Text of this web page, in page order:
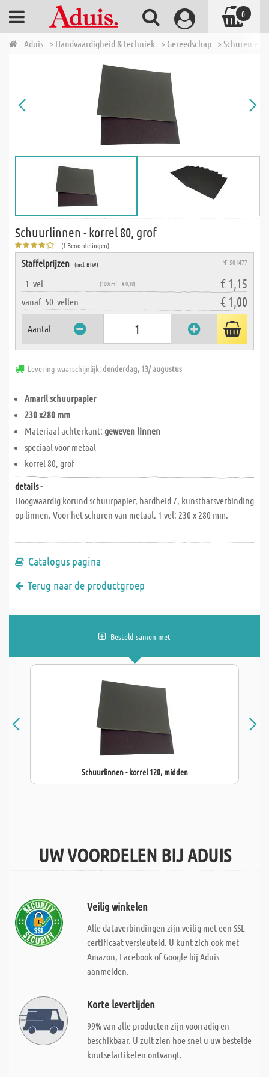
Aduis > Handvaardigheid & techniek > Gereedschap > Schuren en
Schuurlinnen - korrel 80, grof
(1 Beoordelingen)
Staffelprijzen (incl. BTW) N° 501477
1 vel (100cm² = € 0,18) € 1,15
vanaf 50 vellen € 1,00
Aantal
Levering waarschijnlijk:donderdag, 13/ augustus
Amaril schuurpapier
230 x280 mm
Materiaal achterkant: geweven linnen
speciaal voor metaal
korrel 80, grof
details -
Hoogwaardig korund schuurpapier, hardheid 7, kunstharsverbinding
op linnen. Voor het schuren van metaal. 1 vel: 230 x 280 mm.
Catalogus pagina
Terug naar de productgroep
Besteld samen met
Schuurlinnen - korrel 120, midden
UW VOORDELEN BIJ ADUIS
Veilig winkelen
Alle dataverbindingen zijn veilig met een SSL
certificaat versleuteld. U kunt zich ook met
Amazon, Facebook of Google bij Aduis
aanmelden.
Korte levertijden
99% van alle producten zijn voorradig en
beschikbaar. U zult zien hoe snel u uw bestelde
knutselartikelen ontvangt.
0